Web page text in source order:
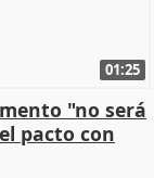
01:25
"no será
pacto con